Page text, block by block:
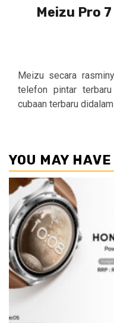
Meizu Pro
Meizu secara
telefon pintar
cubaan terbaru
YOU MAY